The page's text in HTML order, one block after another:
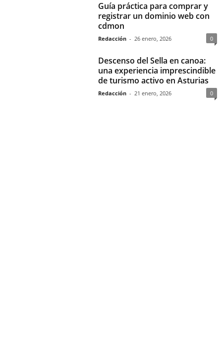
Guía práctica para comprar y
registrar un dominio web con
cdmon
Redacción - 26 enero, 2026 0
Descenso del Sella en canoa:
una experiencia imprescindible
de turismo activo en Asturias
Redacción - 21 enero, 2026 0